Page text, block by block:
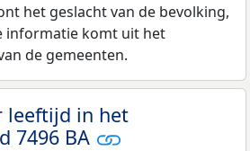
het geslacht van de bevolking,
informatie komt uit het
de gemeenten.
leeftijd in het
7496 BA